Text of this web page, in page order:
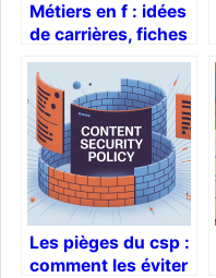
Métiers en f : idées
de carrières, fiches
et exemples
concrets
Les pièges du csp :
comment les éviter